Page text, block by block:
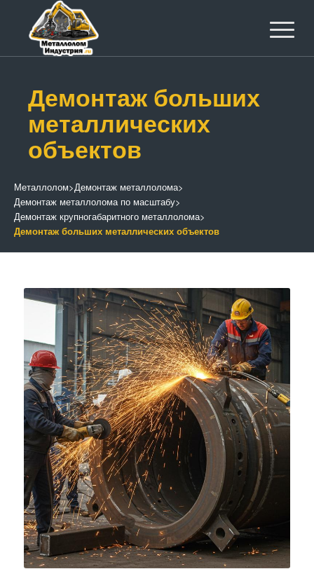
Демонтаж больших
металлических
объектов
Металлолом>Демонтаж металлолома>
Демонтаж металлолома по масштабу>
Демонтаж крупногабаритного металлолома>
Демонтаж больших металлических объектов